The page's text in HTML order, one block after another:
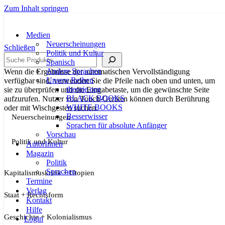
Zum Inhalt springen
Medien
Neuerscheinungen
Politik und Kultur
Spanisch
Andere Sprachen
Unsere Reihen
theorie.org
BLACK BOOKS
WHITE BOOKS
Besserwisser
Sprachen für absolute Anfänger
Vorschau
AutorInnen
Magazin
Politik
Sprachen
Termine
Verlag
Kontakt
Hilfe
Login
Schließen
Suche
Wenn die Ergebnisse der automatischen Vervollständigung
verfügbar sind, verwenden Sie die Pfeile nach oben und unten, um
sie zu überprüfen und die Eingabetaste, um die gewünschte Seite
aufzurufen. Nutzer von Touch-Geräten können durch Berührung
oder mit Wischgesten suchen.
Neuerscheinungen
Politik und Kultur
Kapitalismuskritik + Utopien
Staat + Rechtsform
Geschichte + Kolonialismus